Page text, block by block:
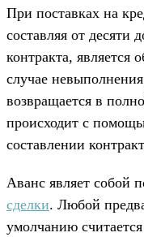
При поставках на
составляя от десяти
контракта, является
случае
возвращается в
происходит с
составлении
Аванс являет собой
сделки. Любой
умолчанию